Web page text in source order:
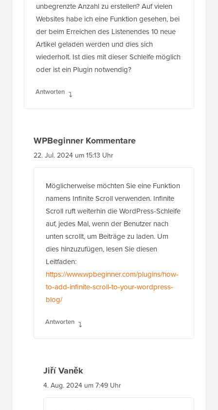
unbegrenzte Anzahl zu erstellen? Auf vielen
Websites habe ich eine Funktion gesehen, bei
der beim Erreichen des Listenendes 10 neue
Artikel geladen werden und dies sich
wiederholt. Ist dies mit dieser Schleife möglich
oder ist ein Plugin notwendig?
Antworten
WPBeginner Kommentare
22. Jul. 2024 um 15:13 Uhr
Möglicherweise möchten Sie eine Funktion
namens Infinite Scroll verwenden. Infinite
Scroll ruft weiterhin die WordPress-Schleife
auf, jedes Mal, wenn der Benutzer nach
unten scrollt, um Beiträge zu laden. Um
dies hinzuzufügen, lesen Sie diesen
Leitfaden:
https://www.wpbeginner.com/plugins/how-
to-add-infinite-scroll-to-your-wordpress-
blog/
Antworten
Jiří Vaněk
4. Aug. 2024 um 7:49 Uhr